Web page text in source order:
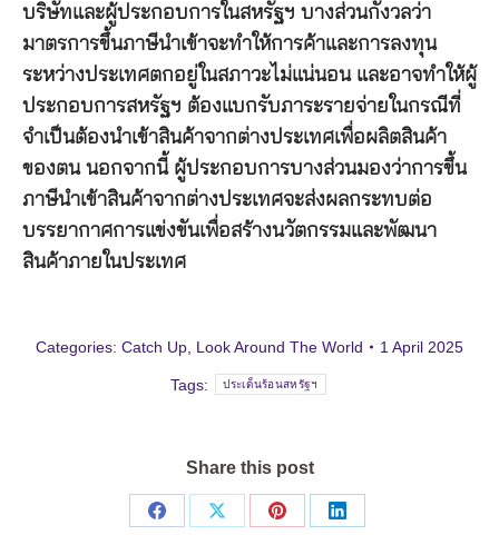
บริษัทและผู้ประกอบการในสหรัฐฯ บางส่วนกังวลว่า
มาตรการขึ้นภาษีนำเข้าจะทำให้การค้าและการลงทุน
ระหว่างประเทศตกอยู่ในสภาวะไม่แน่นอน และอาจทำให้ผู้
ประกอบการสหรัฐฯ ต้องแบกรับภาระรายจ่ายในกรณีที่
จำเป็นต้องนำเข้าสินค้าจากต่างประเทศเพื่อผลิตสินค้า
ของตน นอกจากนี้ ผู้ประกอบการบางส่วนมองว่าการขึ้น
ภาษีนำเข้าสินค้าจากต่างประเทศจะส่งผลกระทบต่อ
บรรยากาศการแข่งขันเพื่อสร้างนวัตกรรมและพัฒนา
สินค้าภายในประเทศ
Categories: Catch Up Look Around The World 1 April 2025
Tags: ประเด็นร้อนสหรัฐฯ
Share this post
Share Share Share Share